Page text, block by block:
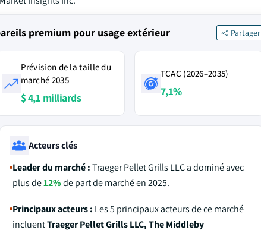
premium pour usage extérieur Partager
Prévision de la taille du
marché 2035
$ 4,1 milliards
TCAC (2026–2035)
7,1%
Acteurs clés
Leader du marché :Traeger Pellet Grills LLC a dominé avec
plus de12%de part de marché en 2025.
Principaux acteurs : Les 5 principaux acteurs de ce marché
incluentTraeger Pellet Grills LLC, The Middleby